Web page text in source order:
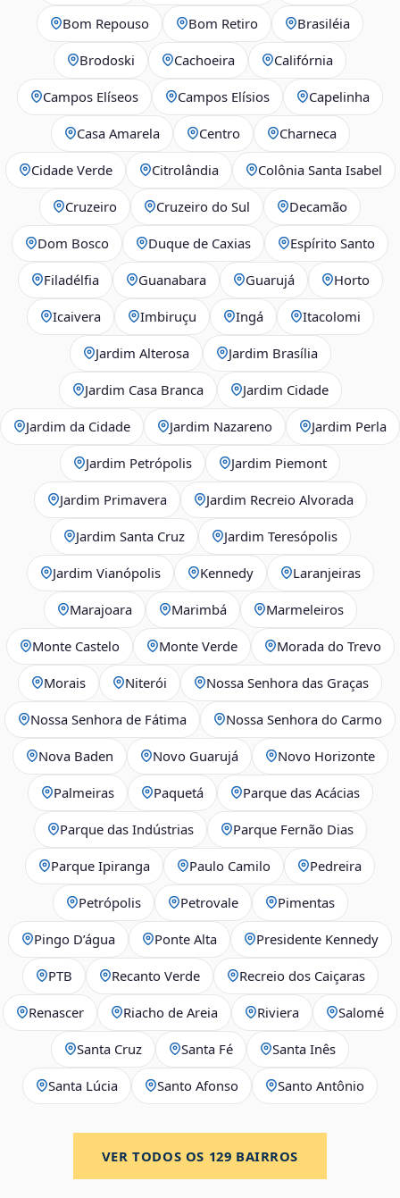
Bom Repouso Bom Retiro Brasiléia
Brodoski Cachoeira Califórnia
Campos Elíseos Campos Elísios Capelinha
Casa Amarela Centro Charneca
Cidade Verde Citrolândia Colônia Santa Isabel
Cruzeiro Cruzeiro do Sul Decamão
Dom Bosco Duque de Caxias Espírito Santo
Filadélfia Guanabara Guarujá Horto
Icaivera Imbiruçu Ingá Itacolomi
Jardim Alterosa Jardim Brasília
Jardim Casa Branca Jardim Cidade
Jardim da Cidade Jardim Nazareno Jardim Perla
Jardim Petrópolis Jardim Piemont
Jardim Primavera Jardim Recreio Alvorada
Jardim Santa Cruz Jardim Teresópolis
Jardim Vianópolis Kennedy Laranjeiras
Marajoara Marimbá Marmeleiros
Monte Castelo Monte Verde Morada do Trevo
Morais Niterói Nossa Senhora das Graças
Nossa Senhora de Fátima Nossa Senhora do Carmo
Nova Baden Novo Guarujá Novo Horizonte
Palmeiras Paquetá Parque das Acácias
Parque das Indústrias Parque Fernão Dias
Parque Ipiranga Paulo Camilo Pedreira
Petrópolis Petrovale Pimentas
Pingo D’água Ponte Alta Presidente Kennedy
PTB Recanto Verde Recreio dos Caiçaras
Renascer Riacho de Areia Riviera Salomé
Santa Cruz Santa Fé Santa Inês
Santa Lúcia Santo Afonso Santo Antônio
VER TODOS OS 129 BAIRROS